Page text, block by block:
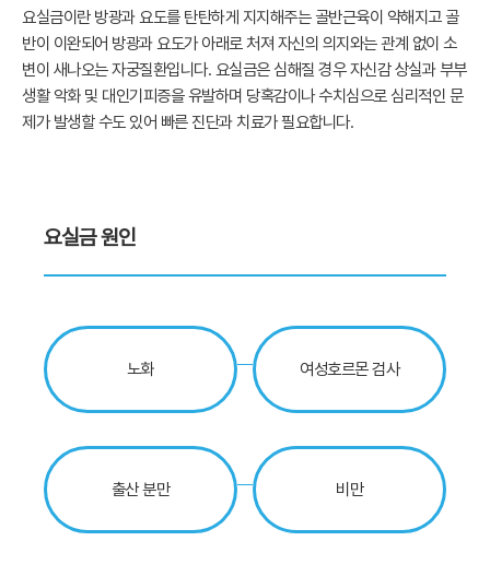
요실금이란 방광과 요도를 탄탄하게 지지해주는 골반근육이 약해지고 골
반이 이완되어 방광과 요도가 아래로 처져 자신의 의지와는 관계 없이 소
변이 새나오는 자궁질환입니다. 요실금은 심해질 경우 자신감 상실과 부부
생활 악화 및 대인기피증을 유발하며 당혹감이나 수치심으로 심리적인 문
제가 발생할 수도 있어 빠른 진단과 치료가 필요합니다.
요실금 원인
노화 여성호르몬 검사
출산 분만 비만